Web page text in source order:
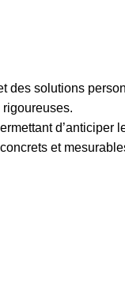
des solutions
d’anticiper
et